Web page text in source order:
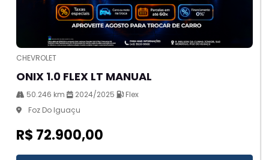
CHEVROLET
ONIX 1.0 FLEX LT MANUAL
50.246 km 2024/2025
Flex
Foz Do Iguaçu
R$ 72.900,00